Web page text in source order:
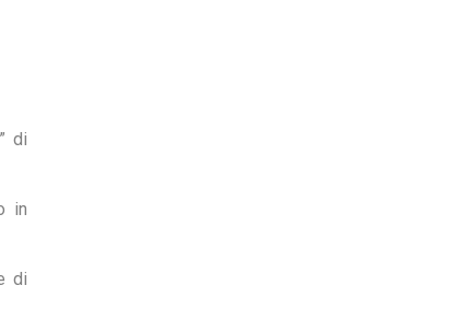
di
in
di